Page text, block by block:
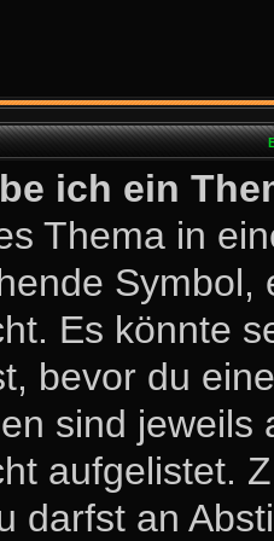
ich ein
Thema in
Es könnte
bevor du
sind
aufgelistet.
darfst an